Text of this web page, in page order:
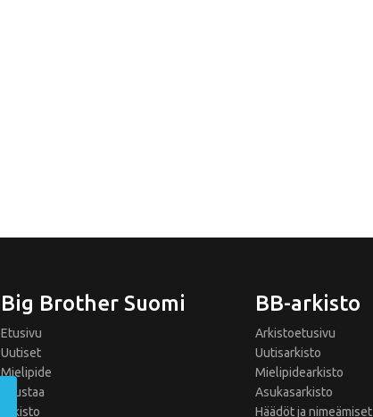
Big Brother Suomi
Etusivu
Uutiset
Mielipide
Taustaa
Arkisto
BB-arkisto
Arkistoetusivu
Uutisarkisto
Mielipidearkisto
Asukasarkisto
Häädöt ja nimeämiset